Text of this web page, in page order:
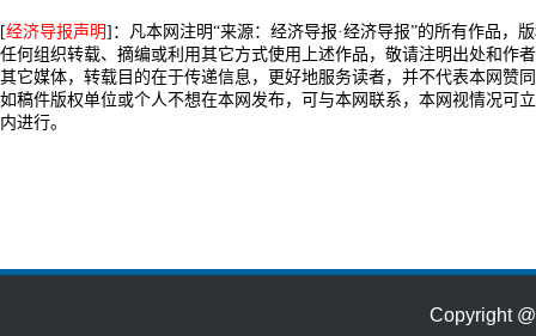
[经济导报声明]：凡本网注明“来源：经济导报·经济导报”的所有作品，
任何组织转载、摘编或利用其它方式使用上述作品，敬请注明出处和作
其它媒体，转载目的在于传递信息，更好地服务读者，并不代表本网赞
如稿件版权单位或个人不想在本网发布，可与本网联系，本网视情况可
内进行。
Copyright